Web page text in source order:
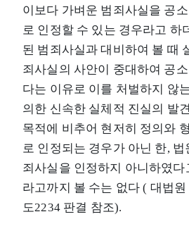
이보다 가벼운 범죄사실을 공
로 인정할 수 있는 경우라고 하
된 범죄사실과 대비하여 볼 때
죄사실의 사안이 중대하여 공
다는 이유로 이를 처벌하지 않
의한 신속한 실체적 진실의 발
목적에 비추어 현저히 정의와
로 인정되는 경우가 아닌 한,
죄사실을 인정하지 아니하였다
라고까지 볼 수는 없다 ( 대법원
도2234 판결 참조).